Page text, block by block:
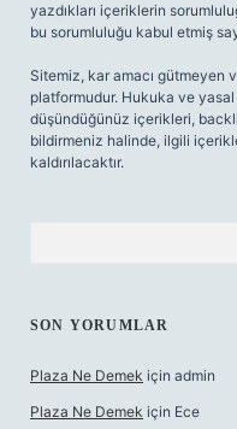
yazdıkları içeriklerin
bu sorumluluğu kabul etmiş
Sitemiz, kar amacı gütmeyen
platformudur. Hukuka ve
düşündüğünüz içerikleri,
bildirmeniz halinde, ilgili
kaldırılacaktır.
SON YORUMLAR
Plaza Ne Demek için admin
Plaza Ne Demek için Ece